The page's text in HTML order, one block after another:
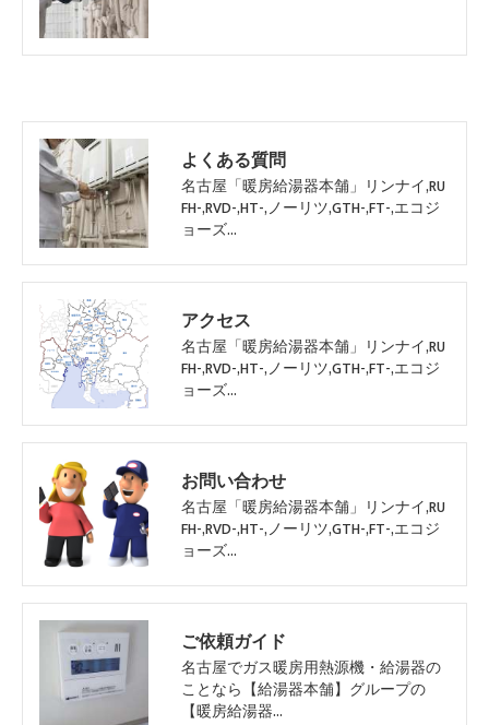
よくある質問
名古屋「暖房給湯器本舗」リンナイ,RU
FH-,RVD-,HT-,ノーリツ,GTH-,FT-,エコジ
ョーズ…
アクセス
名古屋「暖房給湯器本舗」リンナイ,RU
FH-,RVD-,HT-,ノーリツ,GTH-,FT-,エコジ
ョーズ…
お問い合わせ
名古屋「暖房給湯器本舗」リンナイ,RU
FH-,RVD-,HT-,ノーリツ,GTH-,FT-,エコジ
ョーズ…
ご依頼ガイド
名古屋でガス暖房用熱源機・給湯器の
ことなら【給湯器本舗】グループの
【暖房給湯器…